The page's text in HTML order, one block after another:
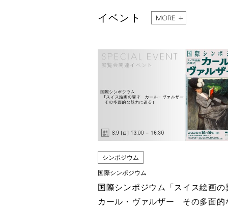
イベント MORE
シンポジウム
国際シンポジウム
国際シンポジウム「スイス絵画
カール・ヴァルザー その多面的